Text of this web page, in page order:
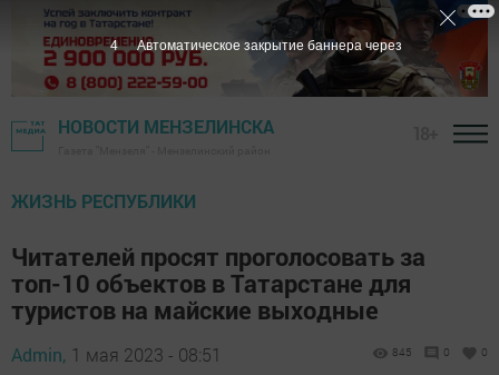
НОВОСТИ МЕНЗЕЛИНСКА
ЖИЗНЬ РЕСПУБЛИКИ
Читателей просят проголосовать за
топ-10 объектов в Татарстане для
туристов на майские выходные
Admin, 1 мая 2023 - 08:51 845 0 0
3 Автоматическое закрытие баннера через